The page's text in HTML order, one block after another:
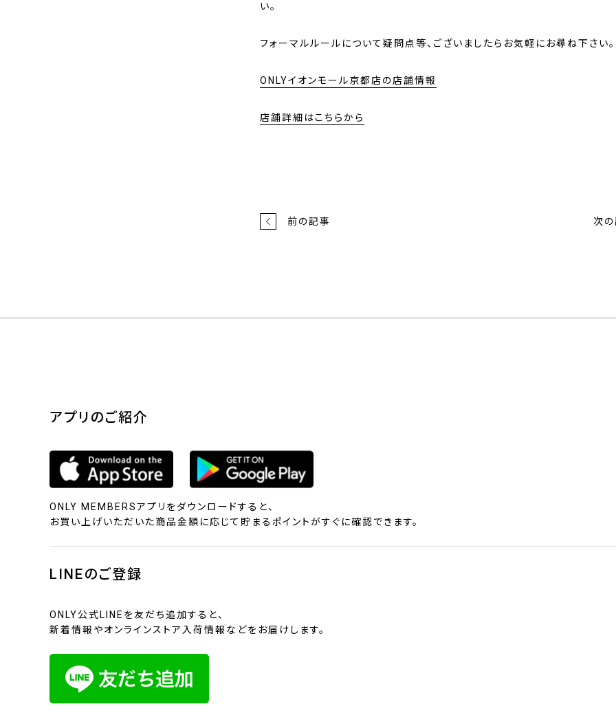
い。
フォーマルルールについて疑問点等、ございましたらお気軽にお尋ね下さい。
ONLYイオンモール京都店の店舗情報
店舗詳細はこちらから
前の記事 次
アプリのご紹介
ONLY MEMBERSアプリをダウンロードすると、
お買い上げいただいた商品金額に応じて貯まるポイントがすぐに確認できます。
LINEのご登録
ONLY公式LINEを友だち追加すると、
新着情報やオンラインストア入荷情報などをお届けします。